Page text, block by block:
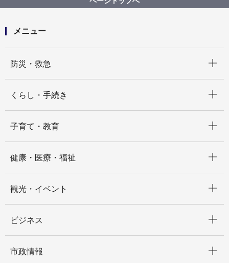
メニュー
防災・救急
くらし・手続き
子育て・教育
健康・医療・福祉
観光・イベント
ビジネス
市政情報